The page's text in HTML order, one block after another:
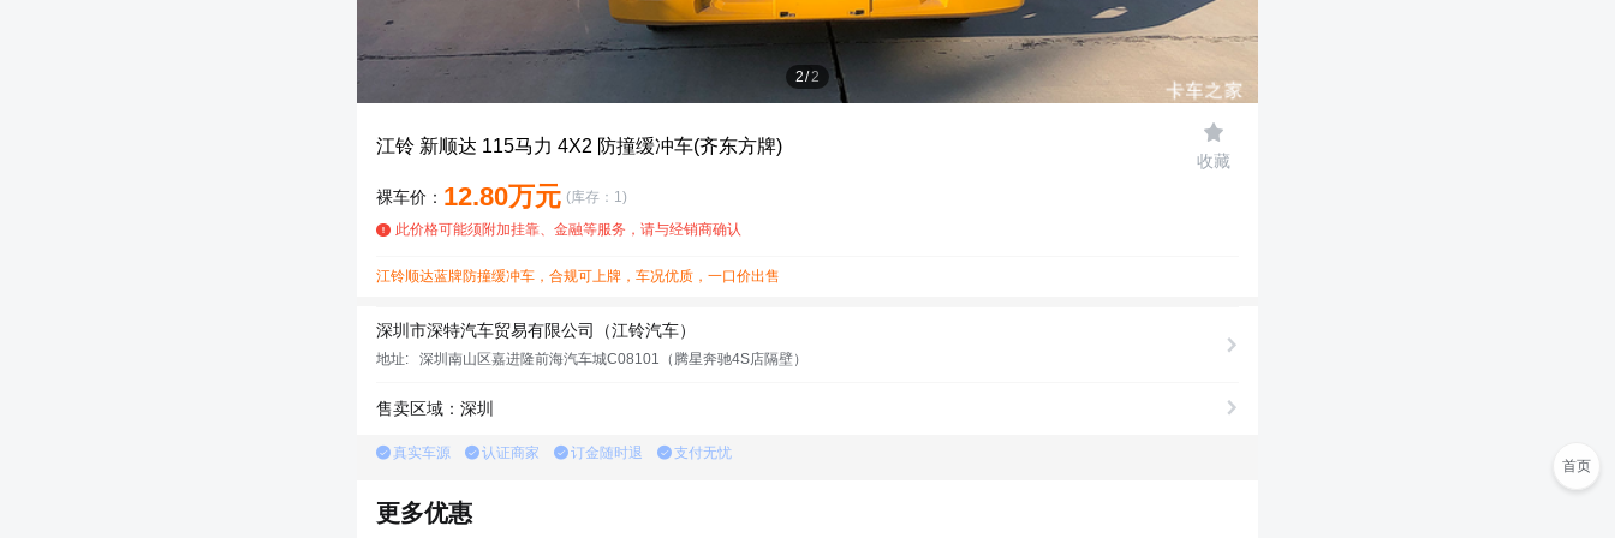
2/2
江铃 新顺达 115马力 4X2 防撞缓冲车(齐东方牌)

收藏
裸车价： 12.80万元 (库存：1)
此价格可能须附加挂靠、金融等服务，请与经销商确认
江铃顺达蓝牌防撞缓冲车，合规可上牌，车况优质，一口价出售
深圳市深特汽车贸易有限公司（江铃汽车）
地址: 深圳南山区嘉进隆前海汽车城C08101（腾星奔驰4S店隔壁）
售卖区域：深圳
真实车源 认证商家 订金随时退 支付无忧
更多优惠
首页